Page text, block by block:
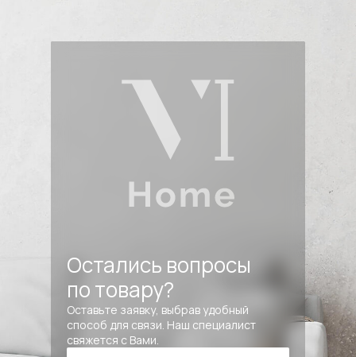
Остались вопросы
по товару?
Оставьте заявку, выбрав удобный
способ для связи. Наш специалист
свяжется с Вами.